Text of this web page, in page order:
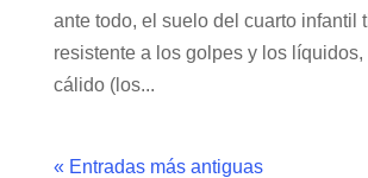
ante todo, el suelo del cuarto infantil
resistente a los golpes y los líquidos,
cálido (los...
« Entradas más antiguas